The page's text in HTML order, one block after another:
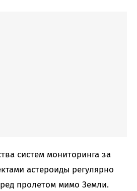
систем мониторинга за
астероиды регулярно
пролетом мимо Земли.